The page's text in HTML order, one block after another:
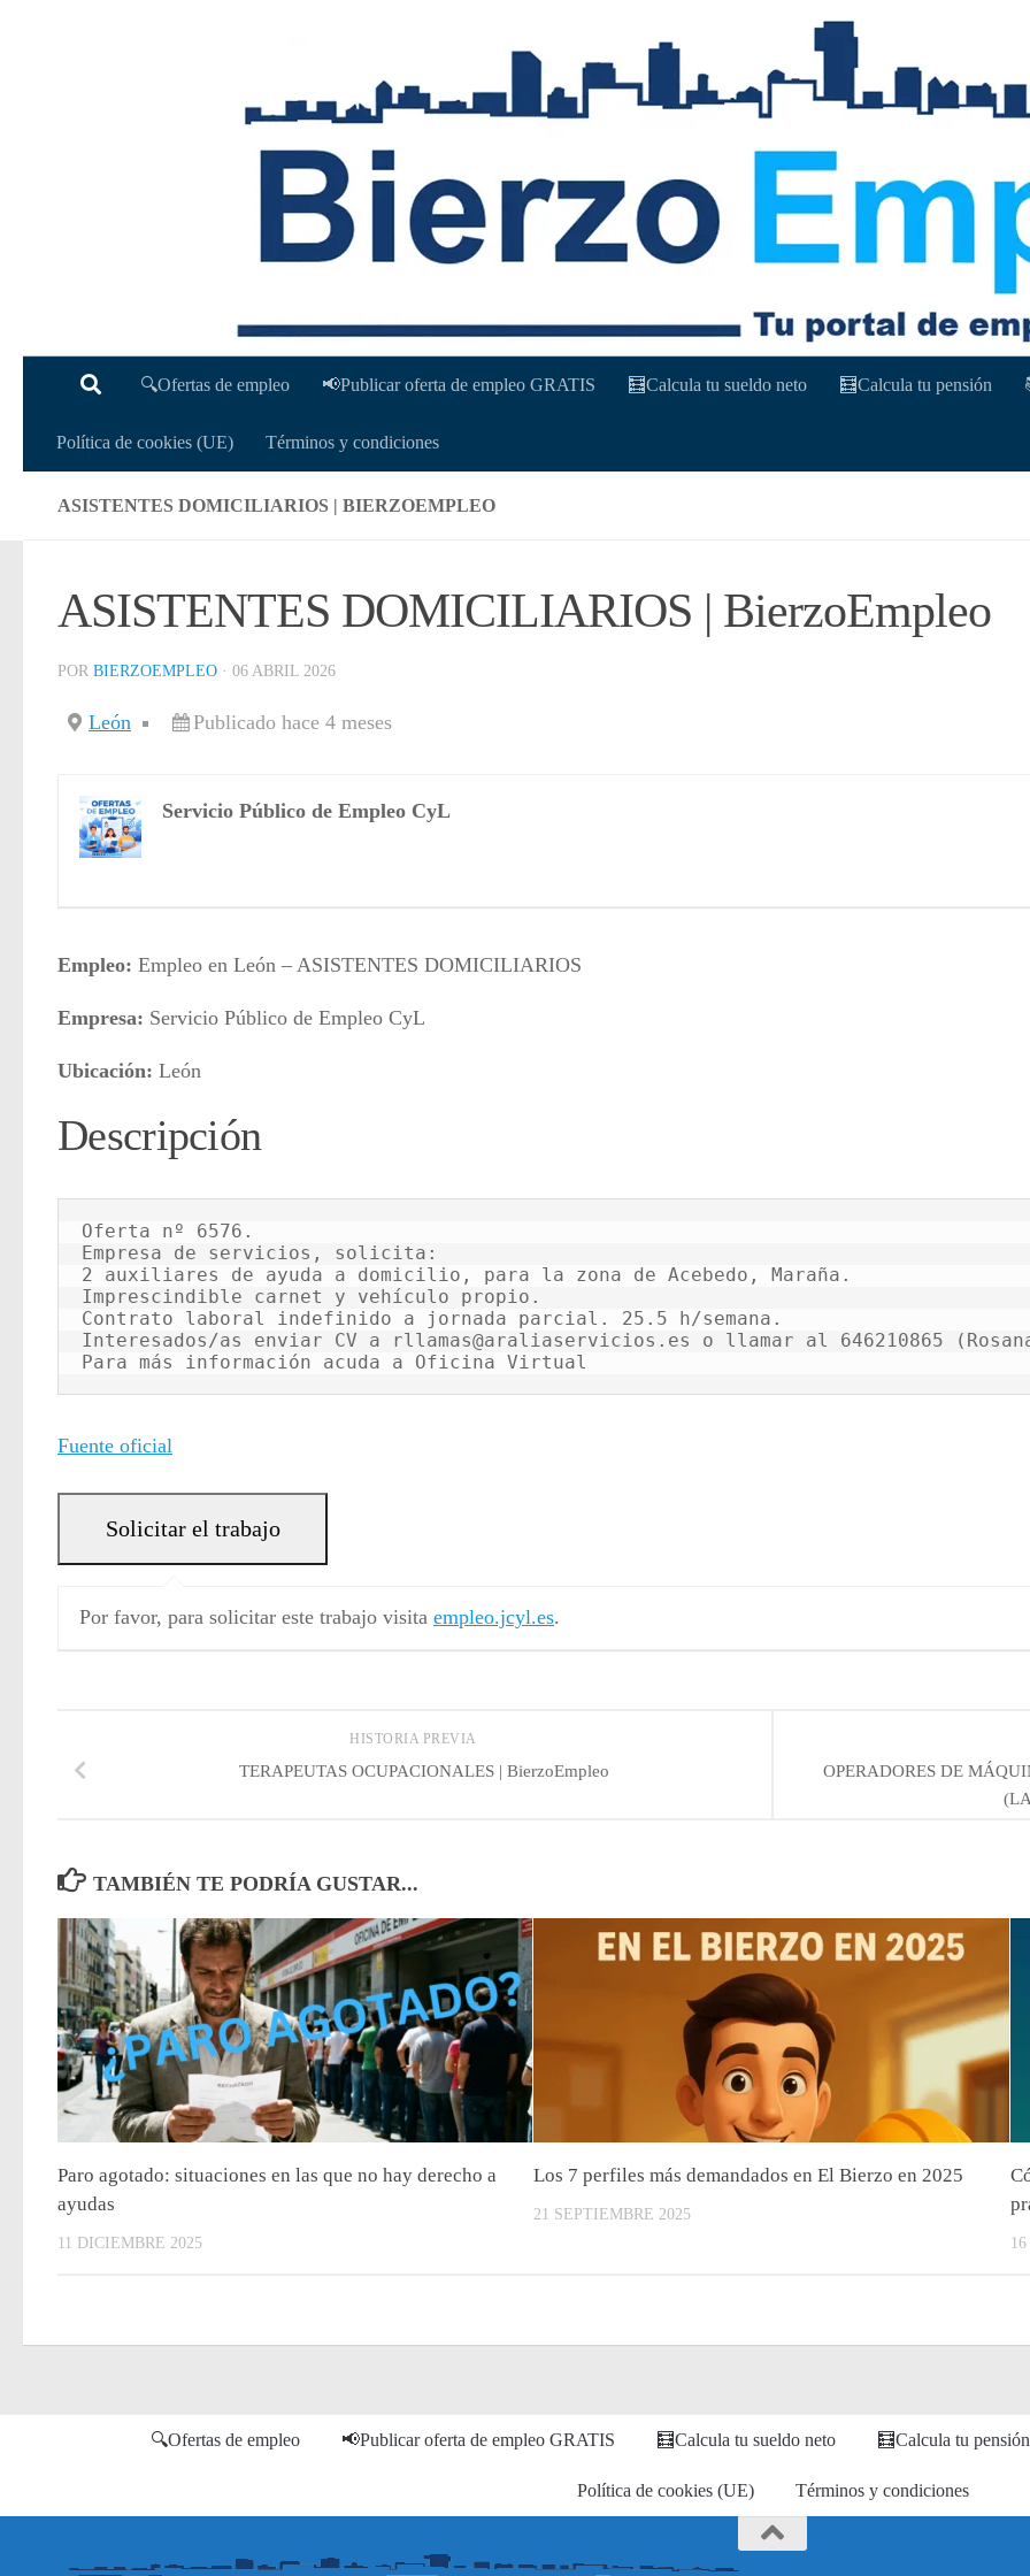
🔍Ofertas de empleo 📢Publicar oferta de empleo GRATIS 🧮Calcula tu sueldo neto 🧮Calcula tu pensión
Política de cookies (UE) Términos y condiciones
ASISTENTES DOMICILIARIOS | BIERZOEMPLEO
ASISTENTES DOMICILIARIOS | BierzoEmpleo
POR BIERZOEMPLEO · 06 ABRIL 2026
León Publicado hace 4 meses
Servicio Público de Empleo CyL
Empleo: Empleo en León – ASISTENTES DOMICILIARIOS
Empresa: Servicio Público de Empleo CyL
Ubicación: León
Descripción
Oferta nº 6576.
Empresa de servicios, solicita:
2 auxiliares de ayuda a domicilio, para la zona de Acebedo, Maraña.
Imprescindible carnet y vehículo propio.
Contrato laboral indefinido a jornada parcial. 25.5 h/semana.
Interesados/as enviar CV a rllamas@araliaservicios.es o llamar al 646210865
Para más información acuda a Oficina Virtual
Fuente oficial
Por favor, para solicitar este trabajo visita empleo.jcyl.es.
OPERADORES DE
HISTORIA PREVIA
TERAPEUTAS OCUPACIONALES | BierzoEmpleo
TAMBIÉN TE PODRÍA GUSTAR...
Paro agotado: situaciones en las que no hay derecho a
ayudas
11 DICIEMBRE 2025
Los 7 perfiles más demandados en El Bierzo en 2025
21 SEPTIEMBRE 2025
🔍Ofertas de empleo 📢Publicar oferta de empleo GRATIS 🧮Calcula tu sueldo neto 🧮Calcula tu pensión
Política de cookies (UE) Términos y condiciones